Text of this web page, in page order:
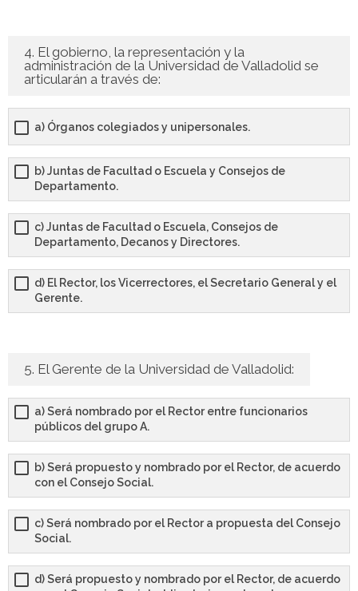
4. El gobierno, la representación y la
administración de la Universidad de Valladolid se
articularán a través de:
a) Órganos colegiados y unipersonales.
b) Juntas de Facultad o Escuela y Consejos de
Departamento.
c) Juntas de Facultad o Escuela, Consejos de
Departamento, Decanos y Directores.
d) El Rector, los Vicerrectores, el Secretario General y el
Gerente.
5. El Gerente de la Universidad de Valladolid:
a) Será nombrado por el Rector entre funcionarios
públicos del grupo A.
b) Será propuesto y nombrado por el Rector, de acuerdo
con el Consejo Social.
c) Será nombrado por el Rector a propuesta del Consejo
Social.
d) Será propuesto y nombrado por el Rector, de acuerdo